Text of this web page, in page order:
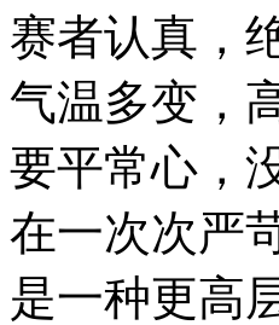
赛者认真，
气温多变，
要平常心，
在一次次严
是一种更高